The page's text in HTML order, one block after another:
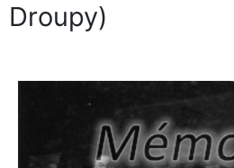
Droupy)